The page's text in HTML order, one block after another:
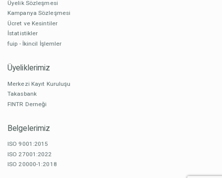
Üyelik Sözleşmesi
Kampanya Sözleşmesi
Ücret ve Kesintiler
İstatistikler
fuip - İkincil İşlemler
Üyeliklerimiz
Merkezi Kayıt Kuruluşu
Takasbank
FINTR Derneği
Belgelerimiz
ISO 9001:2015
ISO 27001:2022
ISO 20000-1:2018